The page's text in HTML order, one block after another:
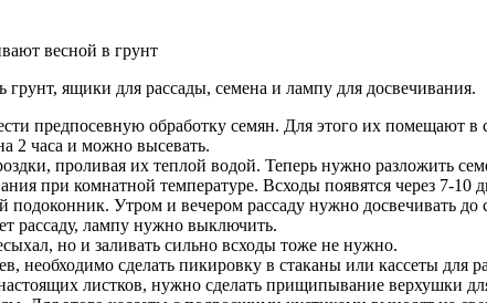
весной в грунт
ящики для рассады, семена и лампу для досвечивания.
предпосевную обработку семян. Для этого их помещают
2 часа и можно высевать.
проливая их теплой водой. Теперь нужно разложить
при комнатной температуре. Всходы появятся через 7-10
подоконник. Утром и вечером рассаду нужно досвечивать
рассаду, лампу нужно выключить.
но и заливать сильно всходы тоже не нужно.
необходимо сделать пикировку в стаканы или кассеты для
листков, нужно сделать прищипывание верхушки